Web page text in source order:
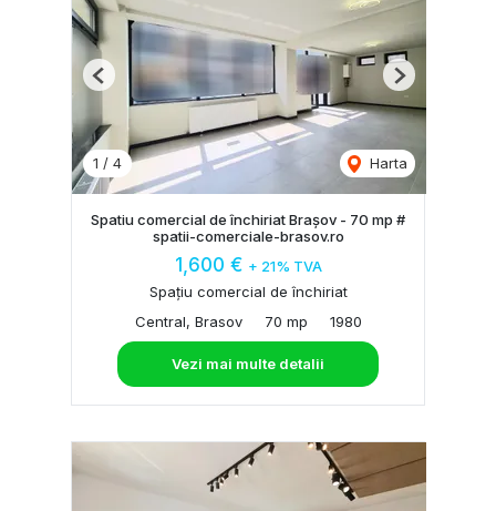
1 / 4 Harta
Previous Next
Spatiu comercial de închiriat Brașov - 70 mp #
spatii-comerciale-brasov.ro
1,600 € + 21% TVA
Spațiu comercial de închiriat
Central, Brasov
70 mp 1980
Vezi mai multe detalii